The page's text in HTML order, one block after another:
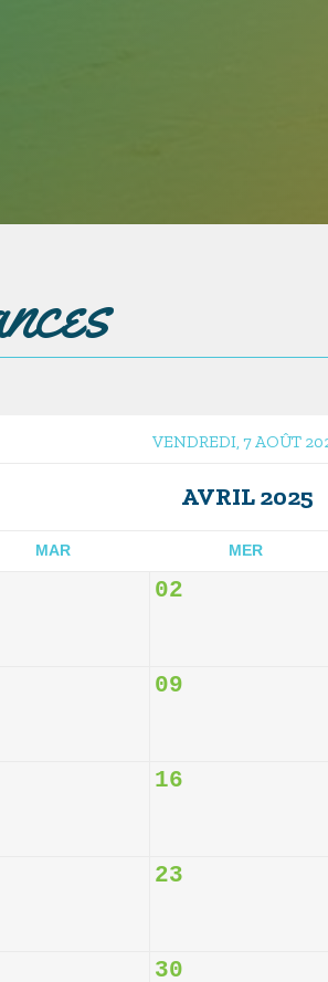
VENDREDI, 7 AOÛT
AVRIL 2025
MAR MER
02
09
16
23
30